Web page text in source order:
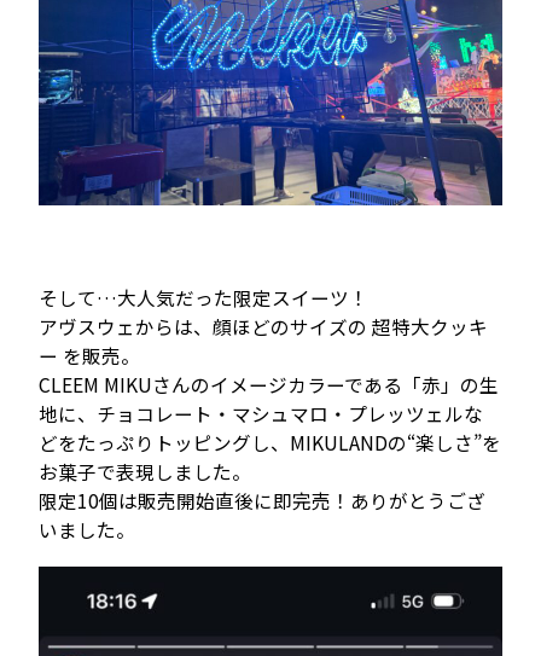
そして…大人気だった限定スイーツ！
アヴスウェからは、顔ほどのサイズの 超特大クッキ
ー を販売。
CLEEM MIKUさんのイメージカラーである「赤」の生
地に、チョコレート・マシュマロ・プレッツェルな
どをたっぷりトッピングし、MIKULANDの“楽しさ”を
お菓子で表現しました。
限定10個は販売開始直後に即完売！ありがとうござ
いました。